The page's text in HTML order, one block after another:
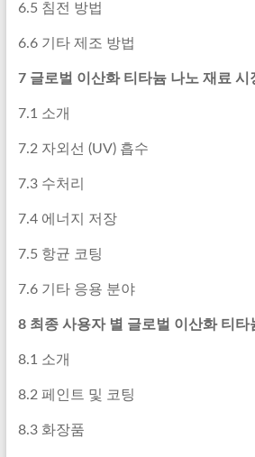
6.5 침전 방법
6.6 기타 제조 방법
7 글로벌 이산화 티타늄 나노 재료 시
7.1 소개
7.2 자외선 (UV) 흡수
7.3 수처리
7.4 에너지 저장
7.5 항균 코팅
7.6 기타 응용 분야
8 최종 사용자 별 글로벌 이산화 티타
8.1 소개
8.2 페인트 및 코팅
8.3 화장품